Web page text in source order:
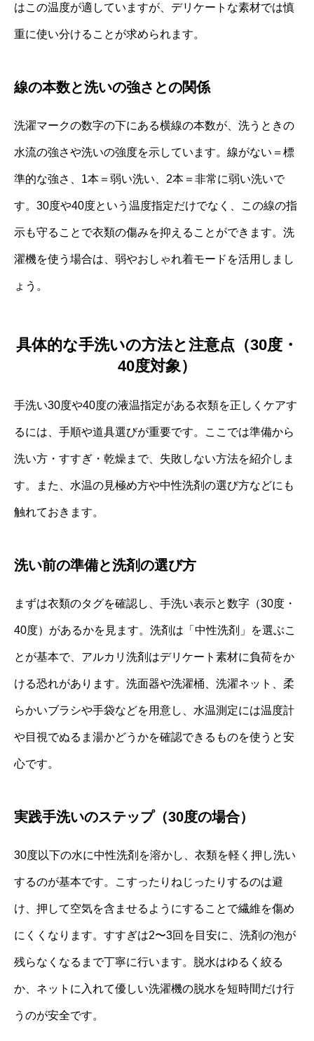
はこの温度が適していますが、デリケートな素材では慎
重に使い分けることが求められます。
線の本数と洗いの強さとの関係
洗濯マークの数字の下にある横線の本数が、洗うときの
水流の強さや洗いの強度を示しています。線がない＝標
準的な強さ、1本＝弱い洗い、2本＝非常に弱い洗いで
す。30度や40度という温度指定だけでなく、この線の指
示も守ることで衣類の傷みを抑えることができます。洗
濯機を使う場合は、弱やおしゃれ着モードを活用しまし
ょう。
具体的な手洗いの方法と注意点（30度・
40度対象）
手洗い30度や40度の液温指定がある衣類を正しくケアす
るには、手順や道具選びが重要です。ここでは準備から
洗い方・すすぎ・乾燥まで、失敗しない方法を紹介しま
す。また、水温の見極め方や中性洗剤の選び方などにも
触れておきます。
洗い前の準備と洗剤の選び方
まずは衣類のタグを確認し、手洗い表示と数字（30度・
40度）があるかを見ます。洗剤は「中性洗剤」を選ぶこ
とが基本で、アルカリ洗剤はデリケート素材に負荷をか
ける恐れがあります。洗面器や洗濯桶、洗濯ネット、柔
らかいブラシや手袋などを用意し、水温測定には温度計
や目視でぬるま湯かどうかを確認できるものを使うと安
心です。
実践手洗いのステップ（30度の場合）
30度以下の水に中性洗剤を溶かし、衣類を軽く押し洗い
するのが基本です。こすったりねじったりするのは避
け、押して空気を含ませるようにすることで繊維を傷め
にくくなります。すすぎは2〜3回を目安に、洗剤の泡が
残らなくなるまで丁寧に行います。脱水はゆるく絞る
か、ネットに入れて優しい洗濯機の脱水を短時間だけ行
うのが安全です。